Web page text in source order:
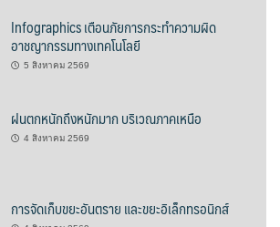
เกสเฮาส์
Infographics เตือนภัยการกระทำความผิด
อาชญากรรมทางเทคโนโลยี
5 สิงหาคม 2569
ฝนตกหนักถึงหนักมาก บริเวณภาคเหนือ
4 สิงหาคม 2569
การจัดเก็บขยะอันตราย และขยะอิเล็กทรอนิกส์